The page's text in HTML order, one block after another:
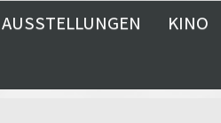
AUSSTELLUNGEN KINO